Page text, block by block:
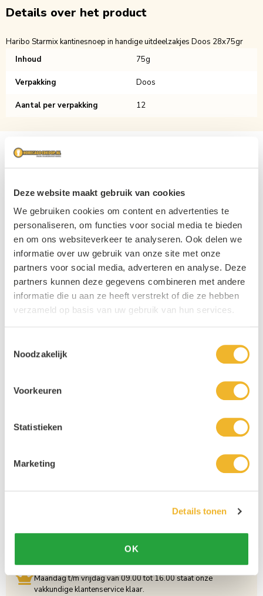
Deze website maakt gebruik van cookies
We gebruiken cookies om content en advertenties te
personaliseren, om functies voor social media te bieden
en om ons websiteverkeer te analyseren. Ook delen we
informatie over uw gebruik van onze site met onze
partners voor social media, adverteren en analyse. Deze
partners kunnen deze gegevens combineren met andere
informatie die u aan ze heeft verstrekt of die ze hebben
verzameld op basis van uw gebruik van hun services.
Noodzakelijk
Voorkeuren
Statistieken
Marketing
Details tonen
OK
Details over het product
Haribo Starmix kantinesnoep in handige uitdeelzakjes Doos 28x75gr
Inhoud
75g
Verpakking Doos
Aantal per verpakking 12
Persoonlijke klantenservice
Maandag t/m vrijdag van 09.00 tot 16.00 staat onze
vakkundige klantenservice klaar.